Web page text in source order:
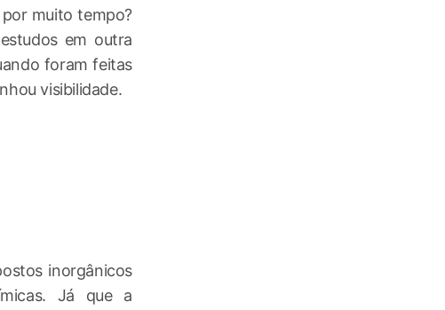
muito tempo?
em outra
foram feitas
visibilidade.
inorgânicos
Já que a